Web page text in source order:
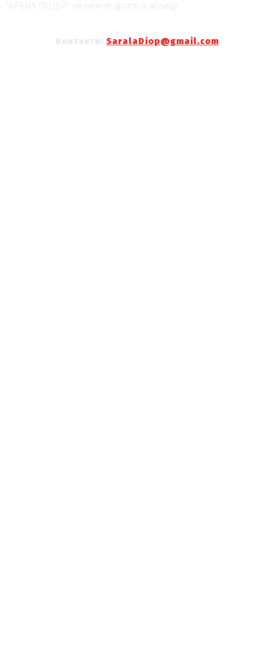
SaralaDiop@gmail.com